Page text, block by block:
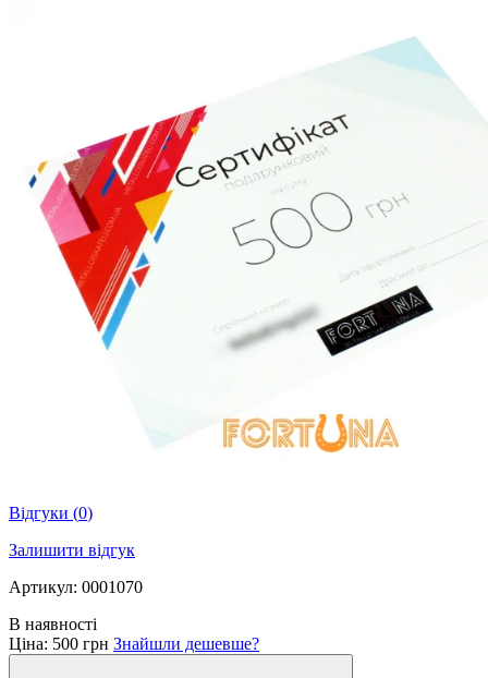
Відгуки (0)
Залишити відгук
Артикул: 0001070
В наявності
Ціна: 500 грн Знайшли дешевше?